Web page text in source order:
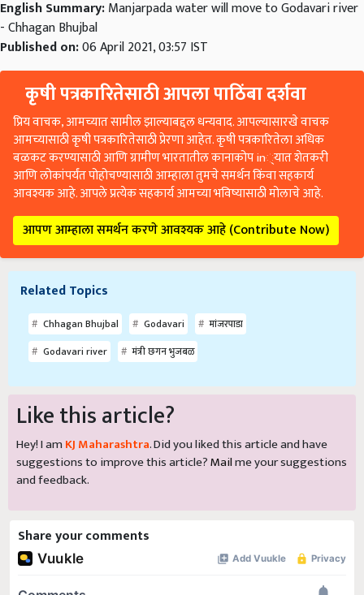
- Chhagan Bhujbal
Published on:06 April 2021, 03:57 IST
कृषी पत्रकारितेसाठी आपला पाठिंबा दर्शवा
प्रिय वाचक, आमच्यात सामील झाल्याबद्दल धन्यवाद. आपल्यासारखे वाचक
आमच्यासाठी कृषी पत्रकारितेसाठी प्रेरणा आहेत. कृषी पत्रकारितेला अधिक
बळकट करण्यासाठी आणि ग्रामीण भारतातील कानाकोप in्यात शेतकरी
आणि लोकांपर्यंत पोहोचण्यासाठी आम्हाला तुमचे समर्थन किंवा सहकार्य
आवश्यक आहे. आपले प्रत्येक सहकार्य आमच्या भविष्यासाठी मोलाचे आहे.
आपण आम्हाला समर्थन करणे आवश्यक आहे (Contribute Now)
Godavari river
मंत्री छगन भुजबळ
Like this article?
Hey! I amKJ Maharashtra. Did you liked this article and have
suggestions to improve this article?Mailme your suggestions
and feedback.